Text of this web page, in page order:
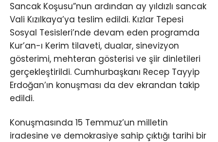
Sancak Koşusu”nun ardından ay yıldızlı sancak
Vali Kızılkaya’ya teslim edildi. Kızlar Tepesi
Sosyal Tesisleri’nde devam eden programda
Kur’an-ı Kerim tilaveti, dualar, sinevizyon
gösterimi, mehteran gösterisi ve şiir dinletileri
gerçekleştirildi. Cumhurbaşkanı Recep Tayyip
Erdoğan’ın konuşması da dev ekrandan takip
edildi.
Konuşmasında 15 Temmuz’un milletin
iradesine ve demokrasiye sahip çıktığı tarihi bir